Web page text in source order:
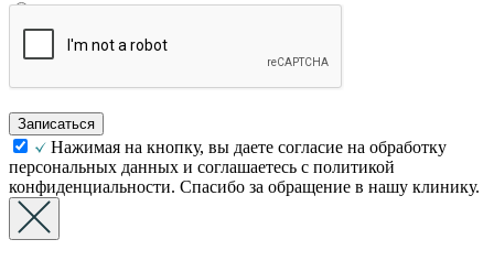
Вторичный прием
Записаться
Нажимая на кнопку, вы даете согласие на обработку
персональных данных и соглашаетесь с политикой
конфиденциальности. Спасибо за обращение в нашу клинику.